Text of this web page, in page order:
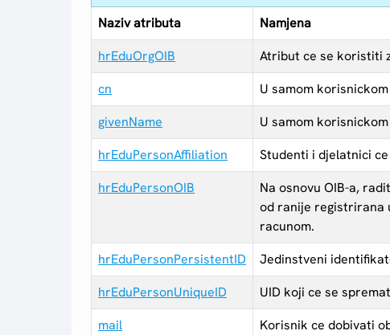
Naziv atributa
Namjena
hrEduOrgOIB
Atribut ce se koristiti
cn
U samom
givenName
U samom
hrEduPersonAffiliation
Studenti i djelatnici
hrEduPersonOIB
Na osnovu OIB-a,
od ranije registrirana
racunom.
hrEduPersonPersistentID
Jedinstveni
hrEduPersonUniqueID
UID koji ce se
mail
Korisnik ce dobivati